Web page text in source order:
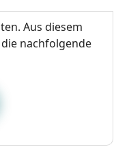
Aus diesem
nachfolgende